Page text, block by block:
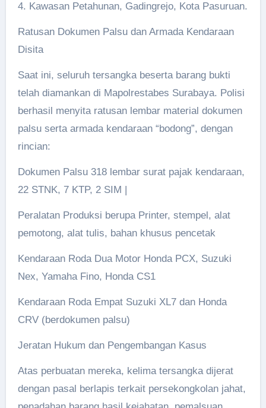
4. Kawasan Petahunan, Gadingrejo, Kota Pasuruan.
Ratusan Dokumen Palsu dan Armada Kendaraan
Disita
Saat ini, seluruh tersangka beserta barang bukti
telah diamankan di Mapolrestabes Surabaya. Polisi
berhasil menyita ratusan lembar material dokumen
palsu serta armada kendaraan “bodong”, dengan
rincian:
Dokumen Palsu 318 lembar surat pajak kendaraan,
22 STNK, 7 KTP, 2 SIM |
Peralatan Produksi berupa Printer, stempel, alat
pemotong, alat tulis, bahan khusus pencetak
Kendaraan Roda Dua Motor Honda PCX, Suzuki
Nex, Yamaha Fino, Honda CS1
Kendaraan Roda Empat Suzuki XL7 dan Honda
CRV (berdokumen palsu)
Jeratan Hukum dan Pengembangan Kasus
Atas perbuatan mereka, kelima tersangka dijerat
dengan pasal berlapis terkait persekongkolan jahat,